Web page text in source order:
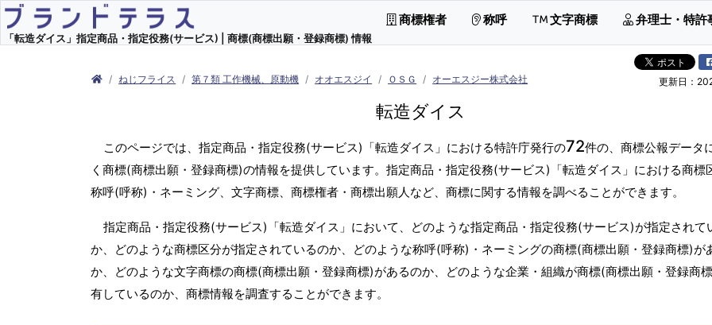
「転造ダイス」指定商品・指定役務(サービス) | 商標(商標出願・登録商標) 情報
商標権者 称呼 文字商標 弁理士・特許
ねじフライス 第７類 工作機械、原動機 オオエスジイ ＯＳＧ オーエスジー株式会社 更新日：
転造ダイス
このページでは、指定商品・指定役務(サービス)「転造ダイス」における特許庁発行の72件の、商標公報データ
く商標(商標出願・登録商標)の情報を提供しています。指定商品・指定役務(サービス)「転造ダイス」における商標
称呼(呼称)・ネーミング、文字商標、商標権者・商標出願人など、商標に関する情報を調べることができます。
指定商品・指定役務(サービス)「転造ダイス」において、どのような指定商品・指定役務(サービス)が指定されて
か、どのような商標区分が指定されているのか、どのような称呼(呼称)・ネーミングの商標(商標出願・登録商標)が
か、どのような文字商標の商標(商標出願・登録商標)があるのか、どのような企業・組織が商標(商標出願・登録商
有しているのか、商標情報を調査することができます。